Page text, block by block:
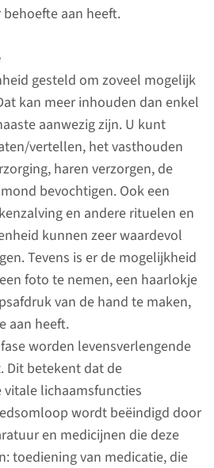
aan heeft.
gesteld om zoveel mogelijk
kan meer inhouden dan enkel
aanwezig zijn. U kunt
vertellen, het vasthouden
haren verzorgen, de
bevochtigen. Ook een
en andere rituelen en
kunnen zeer waardevol
Tevens is er de mogelijkheid
foto te nemen, een haarlokje
van de hand te maken,
aan heeft.
worden levensverlengende
Dit betekent dat de
lichaamsfuncties
wordt beëindigd door
en medicijnen die deze
toediening van medicatie, die
nog op andere
en
behandelteam van
Care is groot
uit meerdere
waaronder artsen